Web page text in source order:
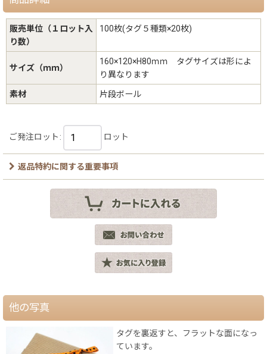
販売単位（１ロット入
り数）
100枚(タグ５種類×20枚)
サイズ（ｍｍ）
160×120×H80ｍｍ タグサイズは形によ
り異なります
素材 片段ボール
ご発注ロット : ロット
返品特約に関する重要事項
他の写真
タグを裏返すと、フラットな面になっ
ています。